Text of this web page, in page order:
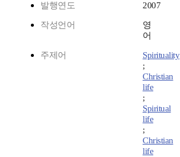
발행연도 2007
작성언어
영
어
주제어
Spirituality
;
Christian
life
;
Spiritual
life
;
Christian
life